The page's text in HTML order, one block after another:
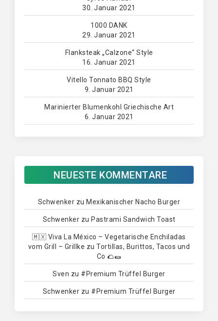
30. Januar 2021
1000 DANK
29. Januar 2021
Flanksteak „Calzone“ Style
16. Januar 2021
Vitello Tonnato BBQ Style
9. Januar 2021
Marinierter Blumenkohl Griechische Art
6. Januar 2021
NEUESTE KOMMENTARE
Schwenker zu Mexikanischer Nacho Burger
Schwenker zu Pastrami Sandwich Toast
🇲🇽 Viva La México – Vegetarische Enchiladas
vom Grill – Grillke zuTortillas, Burittos, Tacos und
Co 🌮🌯
Sven zu #Premium Trüffel Burger
Schwenker zu #Premium Trüffel Burger